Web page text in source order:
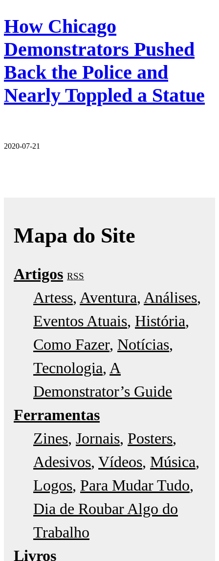
How Chicago
Demonstrators Pushed
Back the Police and
Nearly Toppled a Statue
2020-07-21
Mapa do Site
Artigos RSS
Artess Aventura Análises
Eventos Atuais História
Como Fazer Notícias
Tecnologia A
Demonstrator’s Guide
Ferramentas
Zines Jornais Posters
Adesivos Vídeos Música
Logos Para Mudar Tudo
Dia de Roubar Algo do
Trabalho
Livros